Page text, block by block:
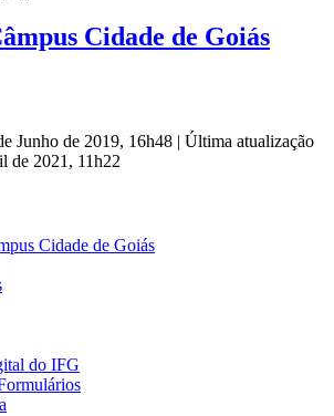
Cidade de Goiás
Junho de 2019, 16h48 | Última atualização
de 2021, 11h22
Cidade de Goiás
do IFG